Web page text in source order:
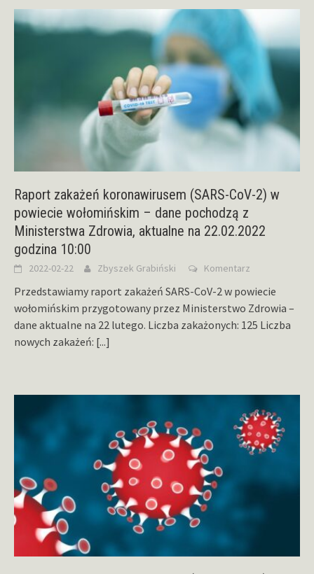
Raport zakażeń koronawirusem (SARS-CoV-2) w
powiecie wołomińskim – dane pochodzą z
Ministerstwa Zdrowia, aktualne na 22.02.2022
godzina 10:00
2022-02-22 Zbyszek Grabiński Komentarz
Przedstawiamy raport zakażeń SARS-CoV-2 w powiecie
wołomińskim przygotowany przez Ministerstwo Zdrowia –
dane aktualne na 22 lutego. Liczba zakażonych: 125 Liczba
nowych zakażeń: [...]